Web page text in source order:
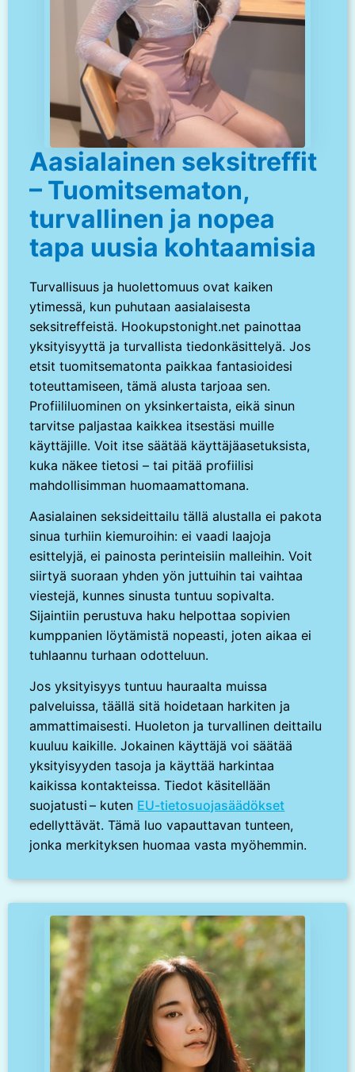
Aasialainen seksitreffit
– Tuomitsematon,
turvallinen ja nopea
tapa uusia kohtaamisia
Turvallisuus ja huolettomuus ovat kaiken
ytimessä, kun puhutaan aasialaisesta
seksitreffeistä. Hookupstonight.net painottaa
yksityisyyttä ja turvallista tiedonkäsittelyä. Jos
etsit tuomitsematonta paikkaa fantasioidesi
toteuttamiseen, tämä alusta tarjoaa sen.
Profiililuominen on yksinkertaista, eikä sinun
tarvitse paljastaa kaikkea itsestäsi muille
käyttäjille. Voit itse säätää käyttäjäasetuksista,
kuka näkee tietosi – tai pitää profiilisi
mahdollisimman huomaamattomana.
Aasialainen seksideittailu tällä alustalla ei pakota
sinua turhiin kiemuroihin: ei vaadi laajoja
esittelyjä, ei painosta perinteisiin malleihin. Voit
siirtyä suoraan yhden yön juttuihin tai vaihtaa
viestejä, kunnes sinusta tuntuu sopivalta.
Sijaintiin perustuva haku helpottaa sopivien
kumppanien löytämistä nopeasti, joten aikaa ei
tuhlaannu turhaan odotteluun.
Jos yksityisyys tuntuu hauraalta muissa
palveluissa, täällä sitä hoidetaan harkiten ja
ammattimaisesti. Huoleton ja turvallinen deittailu
kuuluu kaikille. Jokainen käyttäjä voi säätää
yksityisyyden tasoja ja käyttää harkintaa
kaikissa kontakteissa. Tiedot käsitellään
suojatusti – kuten EU-tietosuojasäädökset
edellyttävät. Tämä luo vapauttavan tunteen,
jonka merkityksen huomaa vasta myöhemmin.